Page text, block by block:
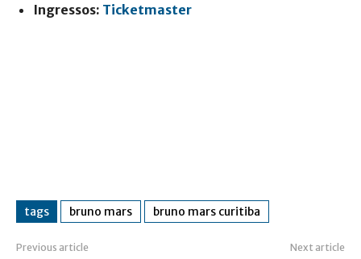
Ingressos: Ticketmaster
tags bruno mars bruno mars curitiba
Previous article Next article